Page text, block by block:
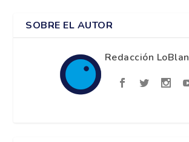
SOBRE EL AUTOR
Redacción